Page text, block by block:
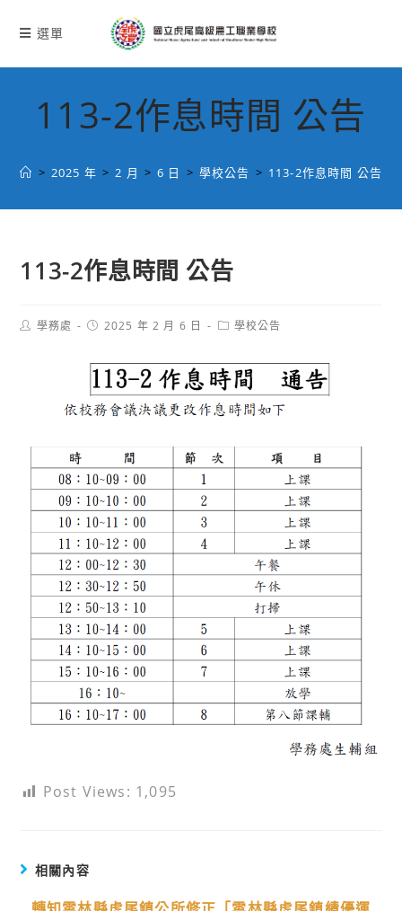
選單
113-2作息時間 公告
> 2025 年 > 2 月 > 6 日 > 學校公告 > 113-2作息時間 公告
113-2作息時間 公告
Post學務處
Post2025 年 2 月 6 日
Post學校公告
Post Views: 1,095
相關內容